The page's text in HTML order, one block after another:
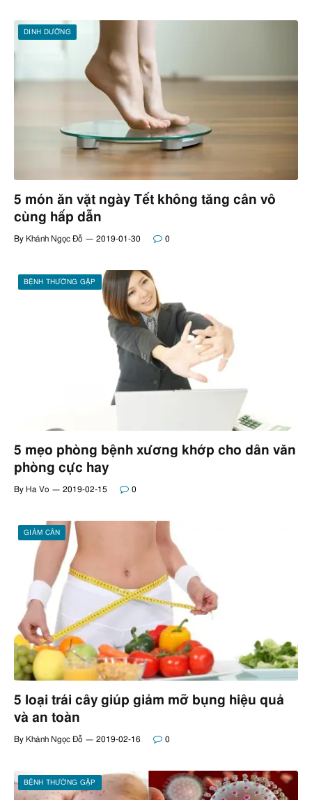
DINH DƯỠNG
5 món ăn vặt ngày Tết không tăng cân vô
cùng hấp dẫn
By Khánh Ngọc Đỗ 2019-01-30 0
BỆNH THƯỜNG GẶP
5 mẹo phòng bệnh xương khớp cho dân văn
phòng cực hay
By Ha Vo 2019-02-15 0
GIẢM CÂN
5 loại trái cây giúp giảm mỡ bụng hiệu quả
và an toàn
By Khánh Ngọc Đỗ 2019-02-16 0
BỆNH THƯỜNG GẶP